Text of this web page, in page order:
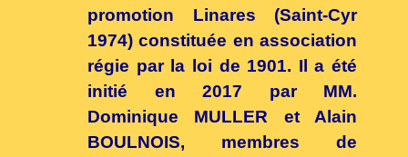
promotion Linares (Saint-Cyr
1974) constituée en association
régie par la loi de 1901. Il a été
initié en 2017 par MM.
Dominique MULLER et Alain
BOULNOIS, membres de